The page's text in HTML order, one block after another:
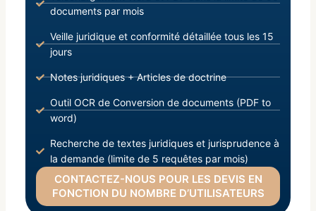
documents par mois
Veille juridique et conformité détaillée tous les 15
jours
Notes juridiques + Articles de doctrine
Outil OCR de Conversion de documents (PDF to
word)
Recherche de textes juridiques et jurisprudence à
la demande (limite de 5 requêtes par mois)
CONTACTEZ-NOUS POUR LES DEVIS EN
FONCTION DU NOMBRE D’UTILISATEURS